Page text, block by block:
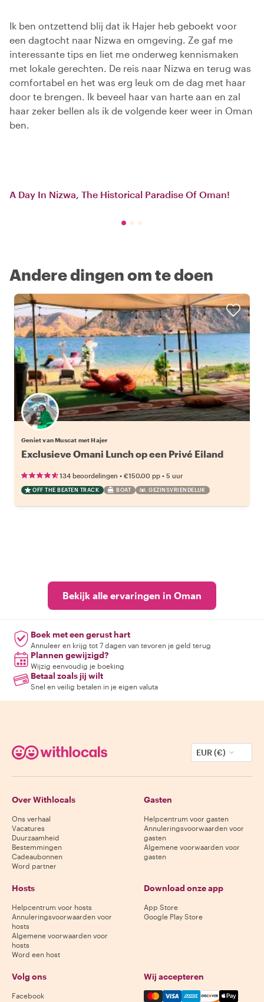
Ik ben ontzettend blij dat ik Hajer heb geboekt voor
een dagtocht naar Nizwa en omgeving. Ze gaf me
interessante tips en liet me onderweg kennismaken
met lokale gerechten. De reis naar Nizwa en terug was
comfortabel en het was erg leuk om de dag met haar
door te brengen. Ik beveel haar van harte aan en zal
haar zeker bellen als ik de volgende keer weer in Oman
ben.
A Day In Nizwa, The Historical Paradise Of Oman!
Andere dingen om te doen
Geniet van Muscat met Hajer
Exclusieve Omani Lunch op een Privé Eiland
134 beoordelingen • €150.00 pp • 5 uur
OFF THE BEATEN TRACK BOAT GEZINSVRIENDELIJK
Bekijk alle ervaringen in Oman
Boek met een gerust hart
Annuleer en krijg tot 7 dagen van tevoren je geld terug
Plannen gewijzigd?
Wijzig eenvoudig je boeking
Betaal zoals jij wilt
Snel en veilig betalen in je eigen valuta
EUR (€)
Over Withlocals
Ons verhaal
Vacatures
Duurzaamheid
Bestemmingen
Cadeaubonnen
Word partner
Gasten
Helpcentrum voor gasten
Annuleringsvoorwaarden voor
gasten
Algemene voorwaarden voor
gasten
Hosts
Helpcentrum voor hosts
Annuleringsvoorwaarden voor
hosts
Algemene voorwaarden voor
hosts
Word een host
Download onze app
App Store
Google Play Store
Volg ons
Facebook
Wij accepteren
Mastercard, Visa, Amex,